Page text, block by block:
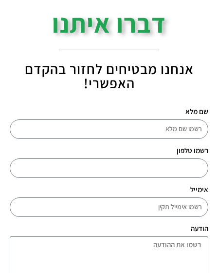
דברו איתנו
אנחנו מבטיחים לחזור בהקדם
האפשרי!
שם מלא
רשמו טלפון
אימייל
הודעה